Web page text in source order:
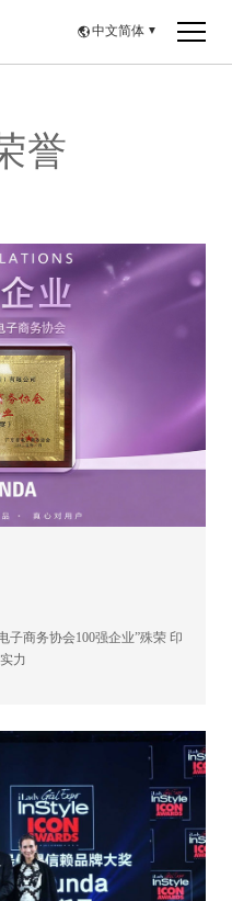
中文简体 ▼
誉
子商务协会100强企业”殊荣 印
力